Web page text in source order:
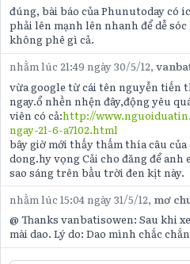
đúng, bài báo của Phunutoday có
phải lên mạnh lên nhanh để dễ
không phê gì cả.
nhằm lúc 21:49 ngày 30/5/12,
vừa google từ cái tên nguyễn tiến
ngay.ổ nhền nhện đây,động yêu
viên có cả:http://
ngay-21-6-a7102.html
bây giờ mới thấy thấm thía câu
dong.hy vọng Cải cho đăng để
sao sáng trên bầu trời đen kịt này.
nhằm lúc 15:04 ngày 31/5/12, mơ
@ Thanks vanbatisowen: Sau khi
mài dao. Lý do: Dao mình chắc